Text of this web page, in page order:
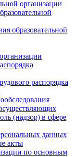
организации
образовательной
распорядка
(надзор) в сфере
данных
акты
по основным